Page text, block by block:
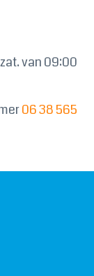
van 09:00
06 38 565